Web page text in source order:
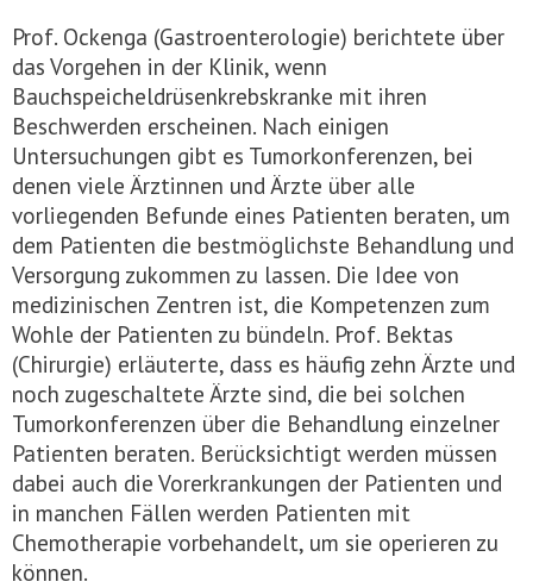
Prof. Ockenga (Gastroenterologie) berichtete über
das Vorgehen in der Klinik, wenn
Bauchspeicheldrüsenkrebskranke mit ihren
Beschwerden erscheinen. Nach einigen
Untersuchungen gibt es Tumorkonferenzen, bei
denen viele Ärztinnen und Ärzte über alle
vorliegenden Befunde eines Patienten beraten, um
dem Patienten die bestmöglichste Behandlung und
Versorgung zukommen zu lassen. Die Idee von
medizinischen Zentren ist, die Kompetenzen zum
Wohle der Patienten zu bündeln. Prof. Bektas
(Chirurgie) erläuterte, dass es häufig zehn Ärzte und
noch zugeschaltete Ärzte sind, die bei solchen
Tumorkonferenzen über die Behandlung einzelner
Patienten beraten. Berücksichtigt werden müssen
dabei auch die Vorerkrankungen der Patienten und
in manchen Fällen werden Patienten mit
Chemotherapie vorbehandelt, um sie operieren zu
können.